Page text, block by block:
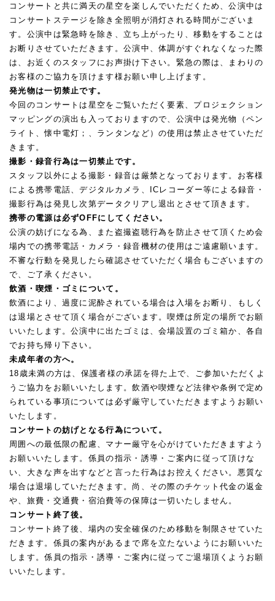
コンサートと共に満天の星空を楽しんでいただくため、公演中は
コンサートステージを除き全照明が消灯される時間がございま
す。公演中は緊急時を除き、立ち上がったり、移動をすることは
お断りさせていただきます。公演中、体調がすぐれなくなった際
は、お近くのスタッフにお声掛け下さい。緊急の際は、まわりの
お客様のご協力を頂けます様お願い申し上げます。
発光物は一切禁止です。
今回のコンサートは星空をご覧いただく要素、プロジェクション
マッピングの演出も入っておりますので、公演中は発光物（ペン
ライト、懐中電灯；、ランタンなど）の使用は禁止させていただ
きます。
撮影・録音行為は一切禁止です。
スタッフ以外による撮影・録音は厳禁となっております。お客様
による携帯電話、デジタルカメラ、ICレコーダー等による録音・
撮影行為は発見し次第データクリアし退出とさせて頂きます。
携帯の電源は必ずOFFにしてください。
公演の妨げになる為、また盗撮盗聴行為を防止させて頂くため会
場内での携帯電話・カメラ・録音機材の使用はご遠慮願います。
不審な行動を発見したら確認させていただく場合もございますの
で、ご了承ください。
飲酒・喫煙・ゴミについて。
飲酒により、過度に泥酔されている場合は入場をお断り、もしく
は退場とさせて頂く場合がございます。喫煙は所定の場所でお願
いいたします。公演中に出たゴミは、会場設置のゴミ箱か、各自
でお持ち帰り下さい。
未成年者の方へ。
18歳未満の方は、保護者様の承諾を得た上で、ご参加いただくよ
うご協力をお願いいたします。飲酒や喫煙など法律や条例で定め
られている事項については必ず厳守していただきますようお願い
いたします。
コンサートの妨げとなる行為について。
周囲への最低限の配慮、マナー厳守を心がけていただきますよう
お願いいたします。係員の指示・誘導・ご案内に従って頂けな
い、大きな声を出すなどと言った行為はお控えください。悪質な
場合は退場していただきます。尚、その際のチケット代金の返金
や、旅費・交通費・宿泊費等の保障は一切いたしません。
コンサート終了後。
コンサート終了後、場内の安全確保のため移動を制限させていた
だきます。係員の案内があるまで席を立たないようにお願いいた
します。係員の指示・誘導・ご案内に従ってご退場頂くようお願
いいたします。